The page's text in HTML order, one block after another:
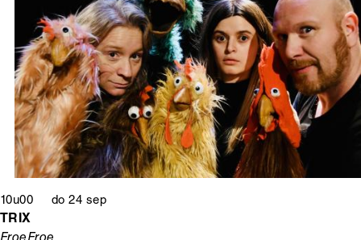
10u00 do 24 sep
TRIX